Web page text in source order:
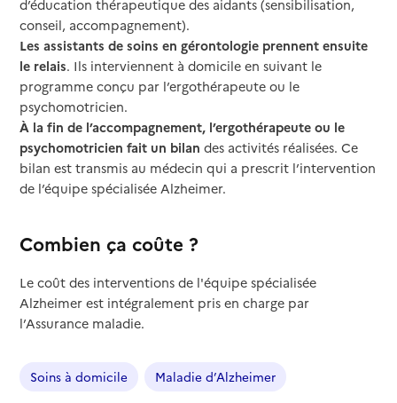
d’éducation thérapeutique des aidants (sensibilisation,
conseil, accompagnement).
Les assistants de soins en gérontologie prennent ensuite
le relais. Ils interviennent à domicile en suivant le
programme conçu par l’ergothérapeute ou le
psychomotricien.
À la fin de l’accompagnement, l’ergothérapeute ou le
psychomotricien fait un bilan des activités réalisées. Ce
bilan est transmis au médecin qui a prescrit l’intervention
de l’équipe spécialisée Alzheimer.
Combien ça coûte ?
Le coût des interventions de l'équipe spécialisée
Alzheimer est intégralement pris en charge par
l’Assurance maladie.
Soins à domicile Maladie d’Alzheimer